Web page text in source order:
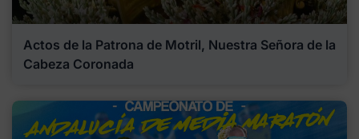
Actos de la Patrona de Motril, Nuestra Señora de la
Cabeza Coronada